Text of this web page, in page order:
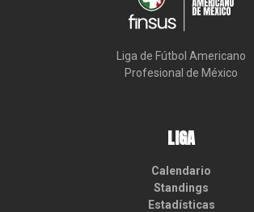
Liga de Fútbol Americano
Profesional de México
LIGA
Calendario
Standings
Estadísticas